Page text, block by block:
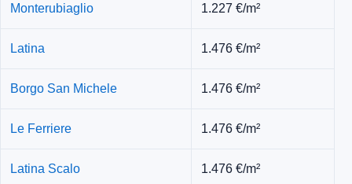
Monterubiaglio 1.227 €/m²
Latina 1.476 €/m²
Borgo San Michele 1.476 €/m²
Le Ferriere 1.476 €/m²
Latina Scalo 1.476 €/m²